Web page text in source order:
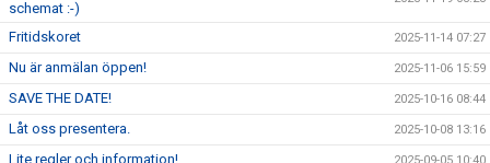
schemat :-)
Fritidskoret 2025-11-14 07:27
Nu är anmälan öppen! 2025-11-06 15:59
SAVE THE DATE! 2025-10-16 08:44
Låt oss presentera. 2025-10-08 13:16
Lite regler och information!